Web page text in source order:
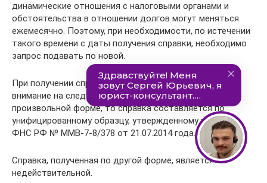
динамические отношения с налоговыми органами и
обстоятельства в отношении долгов могут меняться
ежемесячно. Поэтому, при необходимости, по истечении
такого времени с даты получения справки, необходимо
запрос подавать по новой.
При получении справки от налоговой, надо обратить
внимание на следующее: – Если запрос подается в
произвольной форме, то справка составляется по
унифицированному образцу, утвержденному приказом
ФНС РФ № ММВ-7-8/378 от 21.07.2014 года.
Справка, полученная по другой форме, является
недействительной.